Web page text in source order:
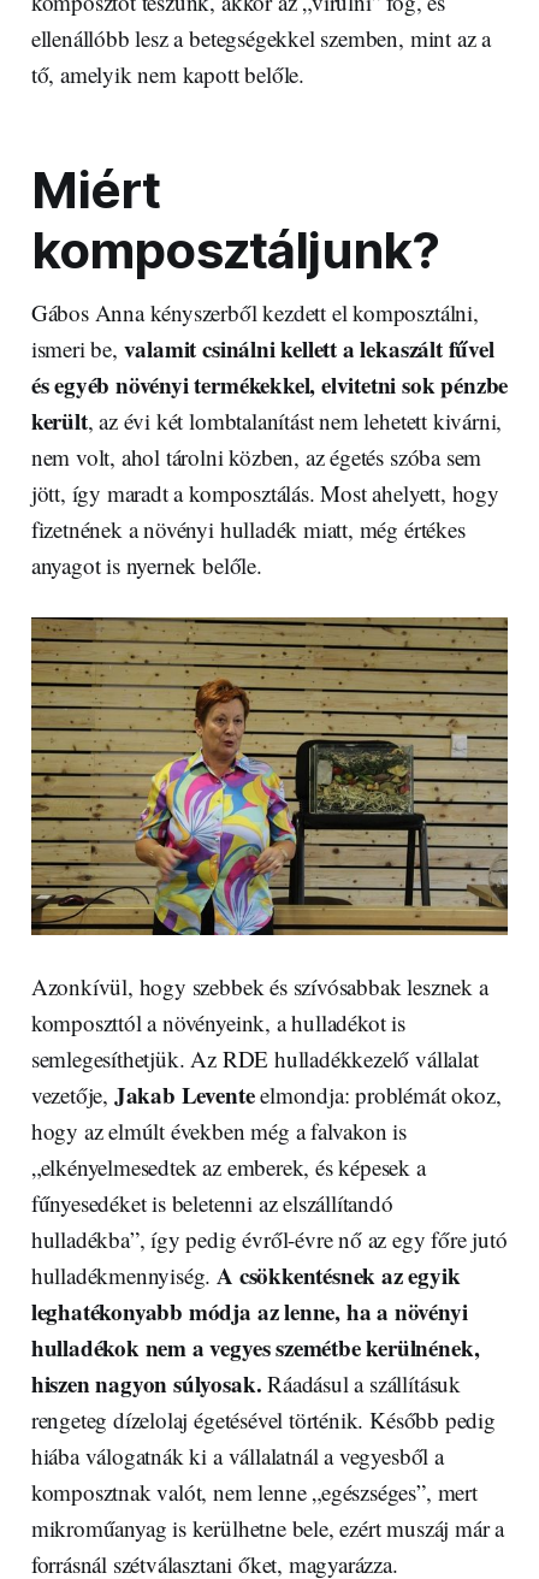
ellenállóbb lesz a betegségekkel szemben, mint az a
tő, amelyik nem kapott belőle.
Miért
komposztáljunk?
Gábos Anna kényszerből kezdett el komposztálni,
ismeri be, valamit csinálni kellett a lekaszált fűvel
és egyéb növényi termékekkel, elvitetni sok pénzbe
került, az évi két lombtalanítást nem lehetett kivárni,
nem volt, ahol tárolni közben, az égetés szóba sem
jött, így maradt a komposztálás. Most ahelyett, hogy
fizetnének a növényi hulladék miatt, még értékes
anyagot is nyernek belőle.
Azonkívül, hogy szebbek és szívósabbak lesznek a
komposzttól a növényeink, a hulladékot is
semlegesíthetjük. Az RDE hulladékkezelő vállalat
vezetője, Jakab Leventeelmondja: problémát okoz,
hogy az elmúlt években még a falvakon is
„elkényelmesedtek az emberek, és képesek a
fűnyesedéket is beletenni az elszállítandó
hulladékba”, így pedig évről-évre nő az egy főre jutó
hulladékmennyiség. A csökkentésnek az egyik
leghatékonyabb módja az lenne, ha a növényi
hulladékok nem a vegyes szemétbe kerülnének,
hiszen nagyon súlyosak.Ráadásul a szállításuk
rengeteg dízelolaj égetésével történik. Később pedig
hiába válogatnák ki a vállalatnál a vegyesből a
komposztnak valót, nem lenne „egészséges”, mert
mikroműanyag is kerülhetne bele, ezért muszáj már a
forrásnál szétválasztani őket, magyarázza.